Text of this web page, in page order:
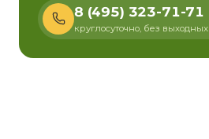
8 (495) 323-71-71
круглосуточно, без выходных